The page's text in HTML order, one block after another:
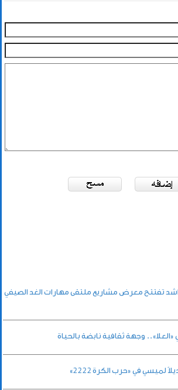
تفتتح معرض مشاريع ملتقى مهارات الغد الصيفي
وجهة ثقافية نابضة بالحياة
لميسي في «حرب الكرة 2222»